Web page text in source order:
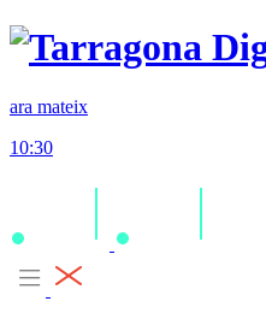
ara mateix
10:30